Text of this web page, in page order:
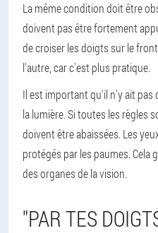
La même condition doit être
doivent pas être fortement
de croiser les doigts sur le
l'autre, car c'est plus pratique.
Il est important qu'il n'y ait pas
la lumière. Si toutes les règles
doivent être abaissées. Les
protégés par les paumes.
des organes de la vision.
"PAR TES